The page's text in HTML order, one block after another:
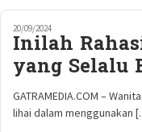
20/09/2024
Inilah
yang Selalu
GATRAMEDIA.COM –
lihai dalam menggunakan